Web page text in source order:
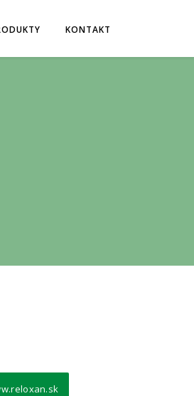
KONTAKT